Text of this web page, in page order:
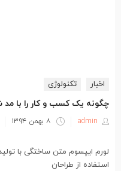
اخبار تکنولوژی
چگونه یک کسب و کار را با مد
admin
نوشته
۸ بهمن ۱۳۹۴
لورم ایپسوم متن ساختگی با
استفاده از طراحان